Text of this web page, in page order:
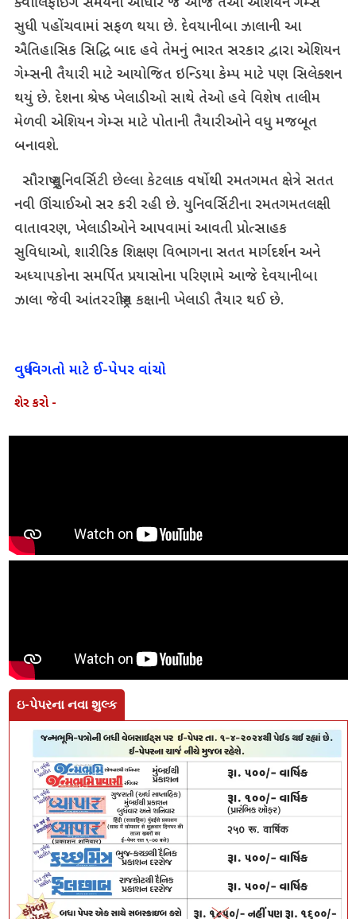
ક્વોલિફાઇંગ સમયના આધારે જ આજે તેઓ એશિયન ગેમ્સ
સુધી પહોંચવામાં સફળ થયા છે. દેવયાનીબા ઝાલાની આ
ઐતિહાસિક સિદ્ધિ બાદ હવે તેમનું ભારત સરકાર દ્વારા એશિયન
ગેમ્સની તૈયારી માટે આયોજિત ઇન્ડિયા કેમ્પ માટે પણ સિલેક્શન
થયું છે. દેશના શ્રેષ્ઠ ખેલાડીઓ સાથે તેઓ હવે વિશેષ તાલીમ
મેળવી એશિયન ગેમ્સ માટે પોતાની તૈયારીઓને વધુ મજબૂત
બનાવશે.
સૌરાષ્ટ્ર યુનિવર્સિટી છેલ્લા કેટલાક વર્ષોથી રમતગમત ક્ષેત્રે સતત
નવી ઊંચાઈઓ સર કરી રહી છે. યુનિવર્સિટીના રમતગમતલક્ષી
વાતાવરણ, ખેલાડીઓને આપવામાં આવતી પ્રોત્સાહક
સુવિધાઓ, શારીરિક શિક્ષણ વિભાગના સતત માર્ગદર્શન અને
અધ્યાપકોના સમર્પિત પ્રયાસોના પરિણામે આજે દેવયાનીબા
ઝાલા જેવી આંતરરાષ્ટ્રીય કક્ષાની ખેલાડી તૈયાર થઈ છે.
વધુ વિગતો માટે ઈ-પેપર વાંચો
શેર કરો -
ઇ-પેપરના નવા શુલ્ક